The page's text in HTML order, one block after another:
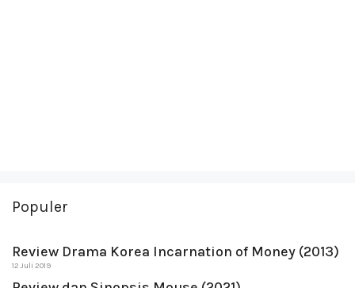
Populer
Review Drama Korea Incarnation of Money (2013)
12 Juli 2019